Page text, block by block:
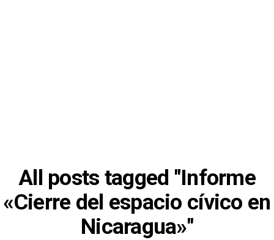
All posts tagged "Informe
«Cierre del espacio cívico en
Nicaragua»"